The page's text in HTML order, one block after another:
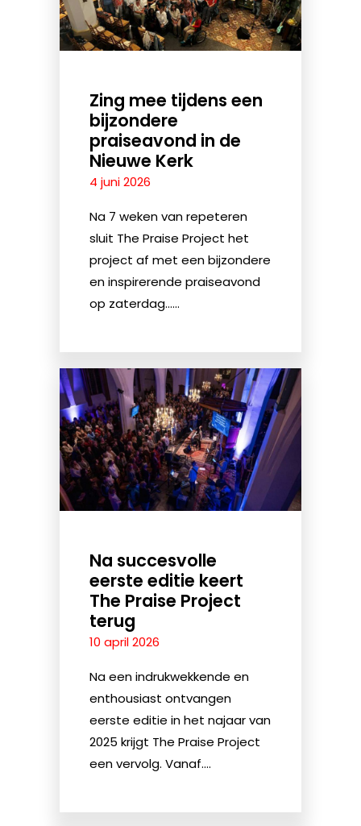
Zing mee tijdens een
bijzondere
praiseavond in de
Nieuwe Kerk
4 juni 2026
Na 7 weken van repeteren
sluit The Praise Project het
project af met een bijzondere
en inspirerende praiseavond
op zaterdag......
Na succesvolle
eerste editie keert
The Praise Project
terug
10 april 2026
Na een indrukwekkende en
enthousiast ontvangen
eerste editie in het najaar van
2025 krijgt The Praise Project
een vervolg. Vanaf....